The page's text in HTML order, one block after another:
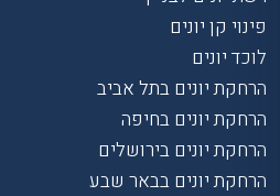
פינוי קן יונים
לוכד יונים
הרחקת יונים בתל אביב
הרחקת יונים בחיפה
הרחקת יונים בירושלים
הרחקת יונים בבאר שבע